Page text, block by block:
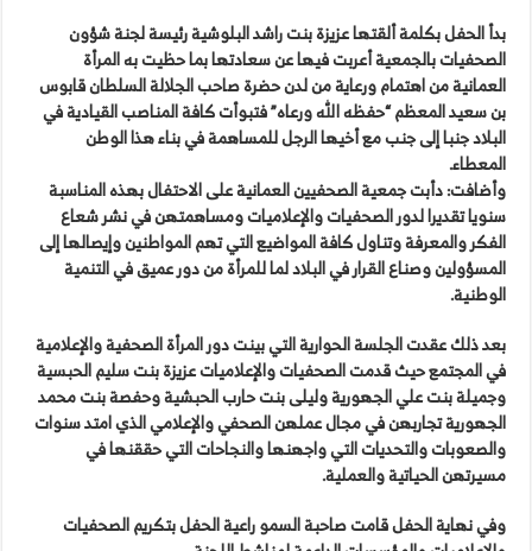
بدأ الحفل بكلمة ألقتها عزيزة بنت راشد البلوشية رئيسة لجنة شؤون
الصحفيات بالجمعية أعربت فيها عن سعادتها بما حظيت به المرأة
العمانية من اهتمام ورعاية من لدن حضرة صاحب الجلالة السلطان قابوس
بن سعيد المعظم “حفظه الله ورعاه” فتبوأت كافة المناصب القيادية في
البلاد جنبا إلى جنب مع أخيها الرجل للمساهمة في بناء هذا الوطن
المعطاء.
وأضافت: دأبت جمعية الصحفيين العمانية على الاحتفال بهذه المناسبة
سنويا تقديرا لدور الصحفيات والإعلاميات ومساهمتهن في نشر شعاع
الفكر والمعرفة وتناول كافة المواضيع التي تهم المواطنين وإيصالها إلى
المسؤولين وصناع القرار في البلاد لما للمرأة من دور عميق في التنمية
الوطنية.
بعد ذلك عقدت الجلسة الحوارية التي بينت دور المرأة الصحفية والإعلامية
في المجتمع حيث قدمت الصحفيات والإعلاميات عزيزة بنت سليم الحبسية
وجميلة بنت علي الجهورية وليلى بنت حارب الحبشية وحفصة بنت محمد
الجهورية تجاربهن في مجال عملهن الصحفي والإعلامي الذي امتد سنوات
والصعوبات والتحديات التي واجهنها والنجاحات التي حققنها في
مسيرتهن الحياتية والعملية.
وفي نهاية الحفل قامت صاحبة السمو راعية الحفل بتكريم الصحفيات